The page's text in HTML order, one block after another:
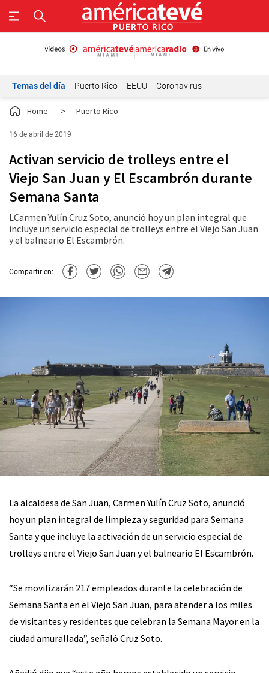
Temas del día Puerto Rico EEUU Coronavirus
Home > Puerto Rico
16 de abril de 2019
Activan servicio de trolleys entre el
Viejo San Juan y El Escambrón durante
Semana Santa
LCarmen Yulín Cruz Soto, anunció hoy un plan integral que
incluye un servicio especial de trolleys entre el Viejo San Juan
y el balneario El Escambrón.
Compartir en:
La alcaldesa de San Juan, Carmen Yulín Cruz Soto, anunció
hoy un plan integral de limpieza y seguridad para Semana
Santa y que incluye la activación de un servicio especial de
trolleys entre el Viejo San Juan y el balneario El Escambrón.
“Se movilizarán 217 empleados durante la celebración de
Semana Santa en el Viejo San Juan, para atender a los miles
de visitantes y residentes que celebran la Semana Mayor en la
ciudad amurallada”, señaló Cruz Soto.